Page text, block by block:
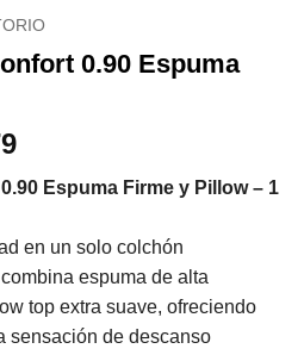
0.90 Espuma
El
actual
$ 10.179.
Espuma Firme y Pillow – 1
en un solo colchón
espuma de alta
top extra suave, ofreciendo
sensación de descanso